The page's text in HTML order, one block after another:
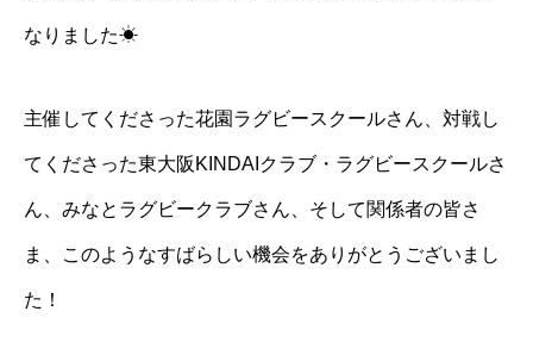
なりました☀
主催してくださった花園ラグビースクールさん、対戦し
てくださった東大阪KINDAIクラブ・ラグビースクールさ
ん、みなとラグビークラブさん、そして関係者の皆さ
ま、このようなすばらしい機会をありがとうございまし
た！